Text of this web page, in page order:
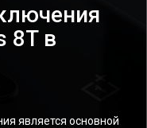
8T в
является основной